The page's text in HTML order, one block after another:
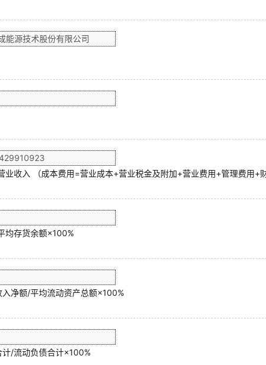
业收入 （成本费用=营业成本+营业税金及附加+营业费用+管理费用+财
均存货余额×100%
入净额/平均流动资产总额×100%
计/流动负债合计×100%